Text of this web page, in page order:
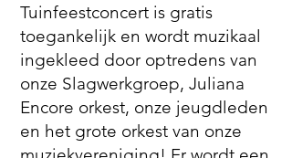
Tuinfeestconcert is gratis
toegankelijk en wordt muzikaal
ingekleed door optredens van
onze Slagwerkgroep, Juliana
Encore orkest, onze jeugdleden
en het grote orkest van onze